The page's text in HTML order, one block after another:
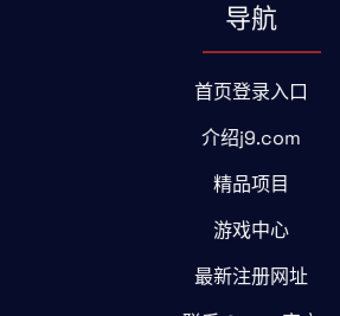
导航
首页登录入口
介绍j9.com
精品项目
游戏中心
最新注册网址